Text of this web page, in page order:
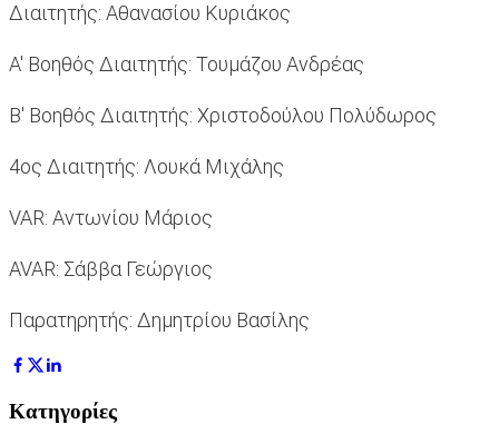
Διαιτητής: Αθανασίου Κυριάκος
Α' Βοηθός Διαιτητής: Τουμάζου Ανδρέας
Β' Βοηθός Διαιτητής: Χριστοδούλου Πολύδωρος
4ος Διαιτητής: Λουκά Μιχάλης
VAR: Αντωνίου Μάριος
AVAR: Σάββα Γεώργιος
Παρατηρητής: Δημητρίου Βασίλης
Κατηγορίες